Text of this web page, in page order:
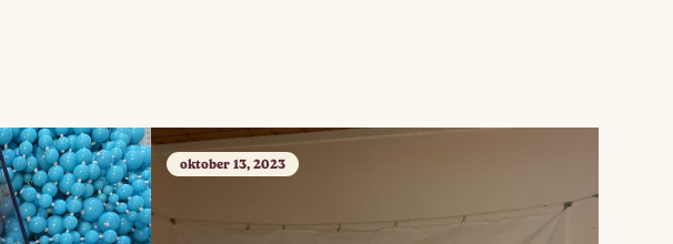
Treåringen
Slørskya –
Fireåringen
Slørskyan
Lagskyan
oktober 13, 2023